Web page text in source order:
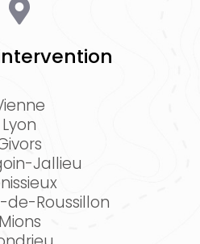
Lyon
Jallieu
de-Roussillon
Mions